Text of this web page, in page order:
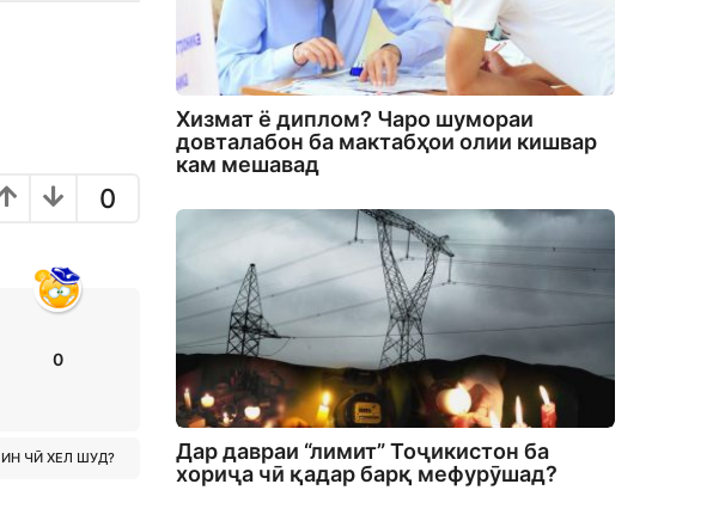
0
0
ИН ЧӢ ХЕЛ ШУД?
Хизмат ё диплом? Чаро шумораи
довталабон ба мактабҳои олии кишвар
кам мешавад
Дар давраи “лимит” Тоҷикистон ба
хориҷа чӣ қадар барқ мефурӯшад?